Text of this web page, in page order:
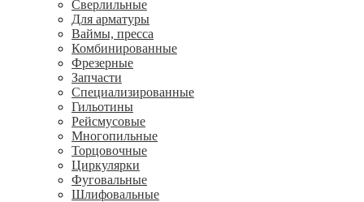
Сверлильные
Для арматуры
Ваймы, пресса
Комбинированные
Фрезерные
Запчасти
Специализированные
Гильотины
Рейсмусовые
Многопильные
Торцовочные
Циркулярки
Фуговальные
Шлифовальные